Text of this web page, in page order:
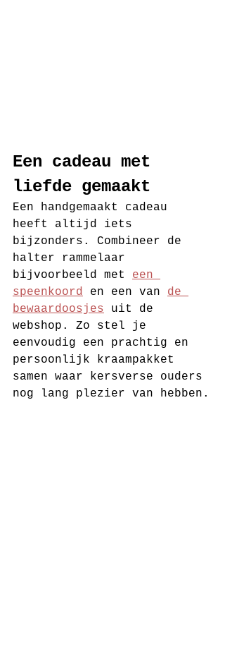
Een cadeau met
liefde gemaakt
Een handgemaakt cadeau
heeft altijd iets
bijzonders. Combineer de
halter rammelaar
bijvoorbeeld met een
speenkoord en een van de
bewaardoosjes uit de
webshop. Zo stel je
eenvoudig een prachtig en
persoonlijk kraampakket
samen waar kersverse ouders
nog lang plezier van hebben.